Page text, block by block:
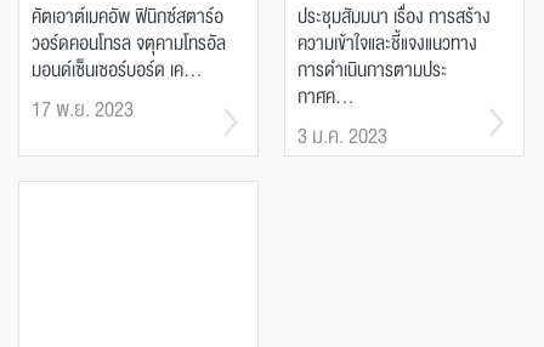
คัตเอาต์เมคอัพ ฟินิกซ์สตาร์อ
วอร์ดคอนโทรล จตุคามโทรอัล
มอนด์เซ็นเซอร์บอร์ด เค...
17 พ.ย. 2023
ประชุมสัมมนา เรื่อง การสร้าง
ความเข้าใจและชี้แจงแนวทาง
การดำเนินการตามประ
กาศค...
3 ม.ค. 2023